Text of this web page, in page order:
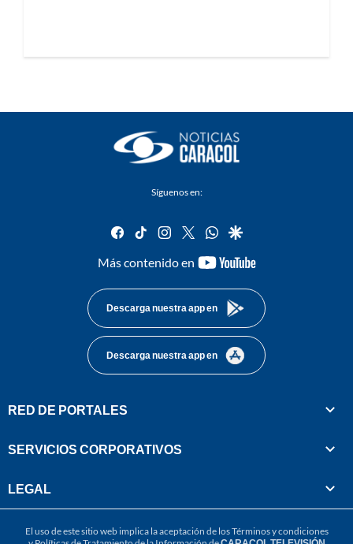
Síguenos en:
facebook
tiktok instagram
twitterwhatsapp
google
Más contenido en
youtube-
Descarga nuestra app en
Descarga nuestra app en
RED DE PORTALES
SERVICIOS CORPORATIVOS
LEGAL
El uso de este sitio web implica la aceptación de losTérminos y condiciones